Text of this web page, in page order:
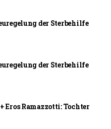
der Sterbehilfe
der Sterbehilfe
Ramazzotti: Tochter